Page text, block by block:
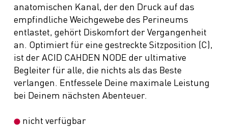
anatomischen Kanal, der den Druck auf das
empfindliche Weichgewebe des Perineums
entlastet, gehört Diskomfort der Vergangenheit
an. Optimiert für eine gestreckte Sitzposition (C),
ist der ACID CAHDEN NODE der ultimative
Begleiter für alle, die nichts als das Beste
verlangen. Entfessele Deine maximale Leistung
bei Deinem nächsten Abenteuer.
nicht verfügbar